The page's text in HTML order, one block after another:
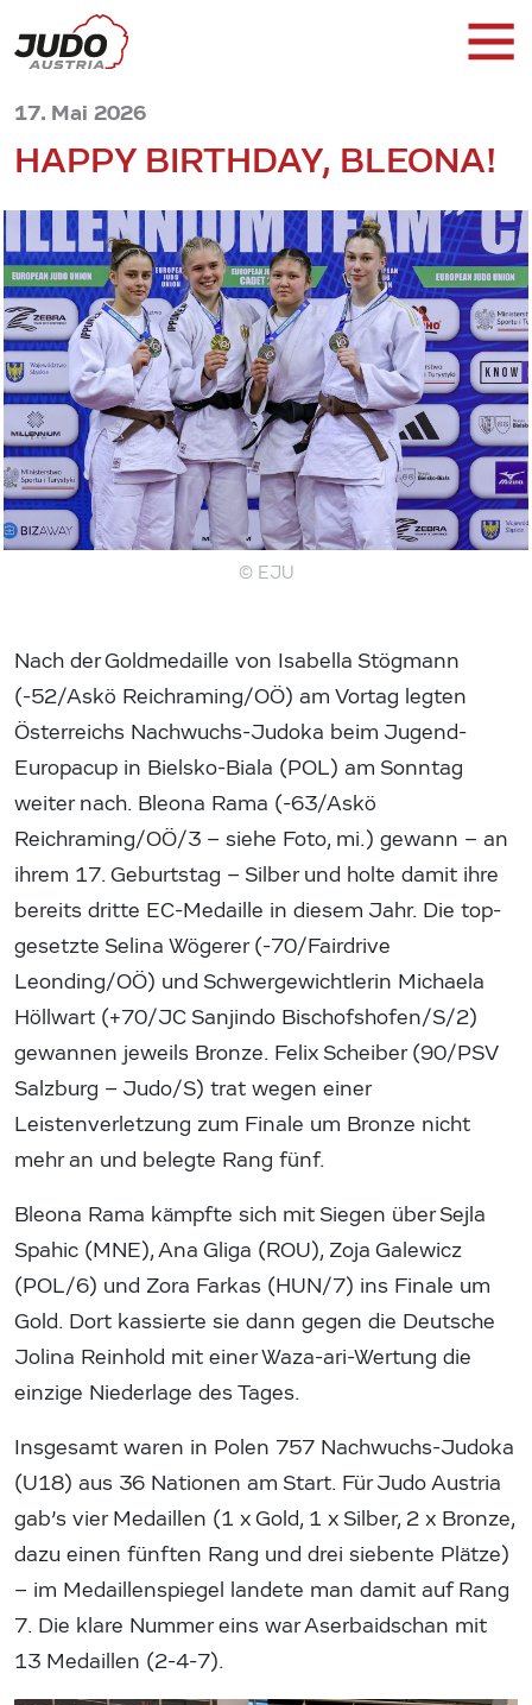
17. Mai 2026
HAPPY BIRTHDAY, BLEONA!
© EJU
Nach der Goldmedaille von Isabella Stögmann
(-52/Askö Reichraming/OÖ) am Vortag legten
Österreichs Nachwuchs-Judoka beim Jugend-
Europacup in Bielsko-Biala (POL) am Sonntag
weiter nach. Bleona Rama (-63/Askö
Reichraming/OÖ/3 – siehe Foto, mi.) gewann – an
ihrem 17. Geburtstag – Silber und holte damit ihre
bereits dritte EC-Medaille in diesem Jahr. Die top-
gesetzte Selina Wögerer (-70/Fairdrive
Leonding/OÖ) und Schwergewichtlerin Michaela
Höllwart (+70/JC Sanjindo Bischofshofen/S/2)
gewannen jeweils Bronze. Felix Scheiber (90/PSV
Salzburg – Judo/S) trat wegen einer
Leistenverletzung zum Finale um Bronze nicht
mehr an und belegte Rang fünf.
Bleona Rama kämpfte sich mit Siegen über Sejla
Spahic (MNE), Ana Gliga (ROU), Zoja Galewicz
(POL/6) und Zora Farkas (HUN/7) ins Finale um
Gold. Dort kassierte sie dann gegen die Deutsche
Jolina Reinhold mit einer Waza-ari-Wertung die
einzige Niederlage des Tages.
Insgesamt waren in Polen 757 Nachwuchs-Judoka
(U18) aus 36 Nationen am Start. Für Judo Austria
gab’s vier Medaillen (1 x Gold, 1 x Silber, 2 x Bronze,
dazu einen fünften Rang und drei siebente Plätze)
– im Medaillenspiegel landete man damit auf Rang
7. Die klare Nummer eins war Aserbaidschan mit
13 Medaillen (2-4-7).